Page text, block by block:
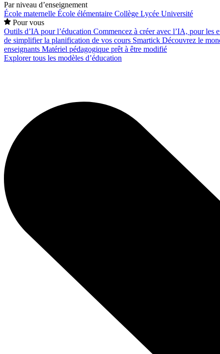
Par niveau d’enseignement
École maternelle École élémentaire Collège Lycée Université
Pour vous
Outils d’IA pour l’éducation Commencez à créer avec l’IA, pour les
de simplifier la planification de vos cours Smartick Découvrez le
enseignants Matériel pédagogique prêt à être modifié
Explorer tous les modèles d’éducation